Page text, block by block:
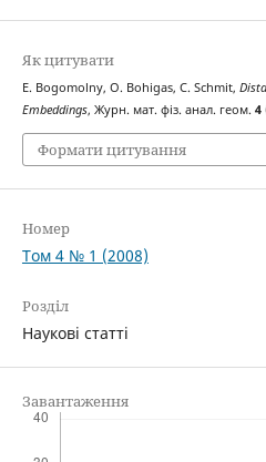
Як цитувати
E. Bogomolny, O. Bohigas, C. Schmit,
Embeddings, Журн. мат. фіз. анал. геом. 4
Формати цитування
Номер
Том 4 № 1 (2008)
Розділ
Наукові статті
Завантаження